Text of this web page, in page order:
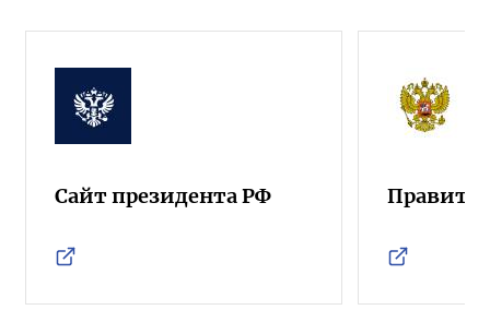
Сайт президента РФ